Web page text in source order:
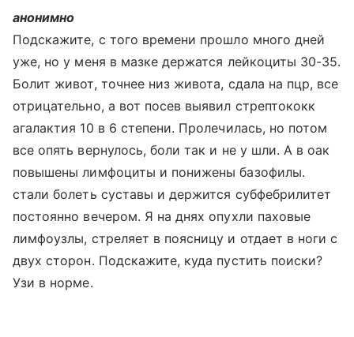
анонимно
Подскажите, с того времени прошло много дней
уже, но у меня в мазке держатся лейкоциты 30-35.
Болит живот, точнее низ живота, сдала на пцр, все
отрицательно, а вот посев выявил стрептококк
агалактия 10 в 6 степени. Пролечилась, но потом
все опять вернулось, боли так и не у шли. А в оак
повышены лимфоциты и понижены базофилы.
стали болеть суставы и держится субфебрилитет
постоянно вечером. Я на днях опухли паховые
лимфоузлы, стреляет в поясницу и отдает в ноги с
двух сторон. Подскажите, куда пустить поиски?
Узи в норме.